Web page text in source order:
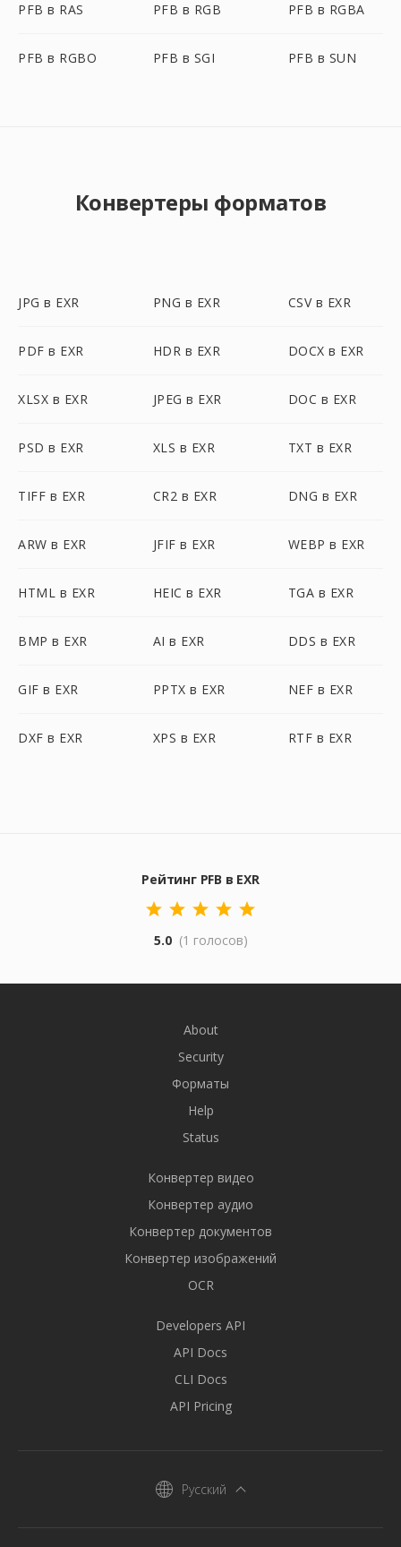
PFB в RAS PFB в RGB PFB в RGBA
PFB в RGBO PFB в SGI PFB в SUN
Конвертеры форматов
JPG в EXR PNG в EXR CSV в EXR
PDF в EXR HDR в EXR DOCX в EXR
XLSX в EXR JPEG в EXR DOC в EXR
PSD в EXR XLS в EXR TXT в EXR
TIFF в EXR CR2 в EXR DNG в EXR
ARW в EXR JFIF в EXR WEBP в EXR
HTML в EXR HEIC в EXR TGA в EXR
BMP в EXR AI в EXR DDS в EXR
GIF в EXR PPTX в EXR NEF в EXR
DXF в EXR XPS в EXR RTF в EXR
Рейтинг PFB в EXR
5.0 (1 голосов)
About
Security
Форматы
Help
Status
Конвертер видео
Конвертер аудио
Конвертер документов
Конвертер изображений
OCR
Developers API
API Docs
CLI Docs
API Pricing
Русский